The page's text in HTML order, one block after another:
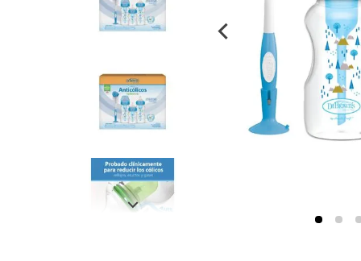
vinos y licores
mascotas
Mantequilla